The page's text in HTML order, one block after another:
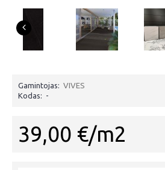
Gamintojas: VIVES
Kodas: -
39,00 €/m2